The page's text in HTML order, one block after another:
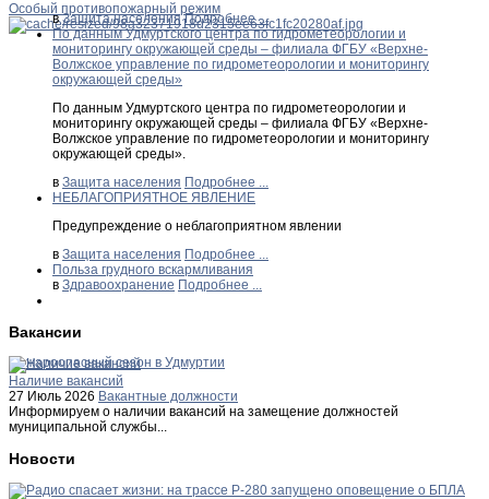
Особый противопожарный режим
Пожароопасный сезон в Удмуртии
вЗащита населения Подробнее ...
По данным Удмуртского центра по гидрометеорологии и
мониторингу окружающей среды – филиала ФГБУ «Верхне-
Волжское управление по гидрометеорологии и мониторингу
окружающей среды»
По данным Удмуртского центра по гидрометеорологии и
мониторингу окружающей среды – филиала ФГБУ «Верхне-
Волжское управление по гидрометеорологии и мониторингу
окружающей среды».
в Защита населения Подробнее ...
НЕБЛАГОПРИЯТНОЕ ЯВЛЕНИЕ
Предупреждение о неблагоприятном явлении
в Защита населения Подробнее ...
Польза грудного вскармливания
в Здравоохранение Подробнее ...
Вакансии
Наличие вакансий
27 Июль 2026 Вакантные должности
Информируем о наличии вакансий на замещение должностей
муниципальной службы...
Новости